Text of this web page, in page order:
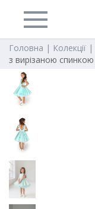
Головна | Колекції |
з вирізаною спинкою